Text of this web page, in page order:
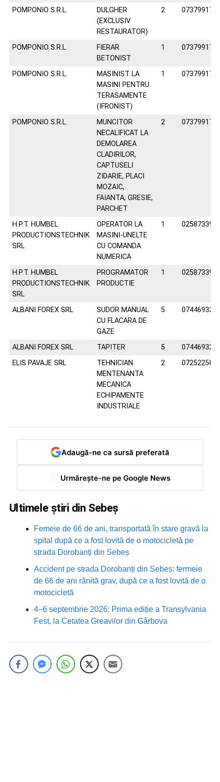
POMPONIO S.R.L.
DULGHER
(EXCLUSIV
RESTAURATOR)
2
POMPONIO S.R.L.
FIERAR
BETONIST
1
POMPONIO S.R.L.
MASINIST LA
MASINI PENTRU
TERASAMENTE
(IFRONIST)
1
POMPONIO S.R.L.
MUNCITOR
NECALIFICAT LA
DEMOLAREA
CLADIRILOR,
CAPTUSELI
ZIDARIE, PLACI
MOZAIC,
FAIANTA, GRESIE,
PARCHET
2
H.P.T. HUMBEL
PRODUCTIONSTECHNIK
SRL
OPERATOR LA
MASINI-UNELTE
CU COMANDA
NUMERICA
1
H.P.T. HUMBEL
PRODUCTIONSTECHNIK
SRL
PROGRAMATOR
PRODUCTIE
1
ALBANI FOREX SRL
SUDOR MANUAL
CU FLACARA DE
GAZE
5
ALBANI FOREX SRL TAPITER 5
ELIS PAVAJE SRL
TEHNICIAN
MENTENANTA
MECANICA
ECHIPAMENTE
INDUSTRIALE
2
Adaugă-ne ca sursă preferată
Urmărește-ne pe Google News
Ultimele știri din Sebeș
Femeie de 66 de ani, transportată în stare gravă la
spital după ce a fost lovită de o motocicletă pe
strada Dorobanți din Sebeș
Accident pe strada Dorobanți din Sebeș: fermeie
de 66 de ani rănită grav, după ce a fost lovită de o
motocicletă
4–6 septembrie 2026: Prima ediție a Transylvania
Fest, la Cetatea Greavilor din Gârbova